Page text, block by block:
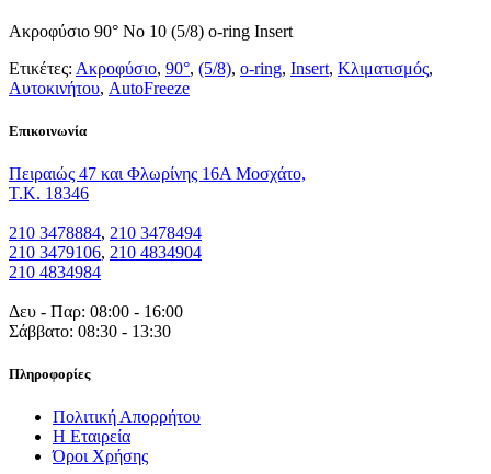
Ακροφύσιο 90° Νο 10 (5/8) o-ring Insert
Ετικέτες: Ακροφύσιο, 90°, (5/8), o-ring, Insert, Κλιματισμός,
Αυτοκινήτου, AutoFreeze
Eπικοινωνία
Πειραιώς 47 και Φλωρίνης 16Α Μοσχάτο,
T.K. 18346
210 3478884, 210 3478494
210 3479106, 210 4834904
210 4834984
Δευ - Παρ: 08:00 - 16:00
Σάββατο: 08:30 - 13:30
Πληροφορίες
Πολιτική Απορρήτου
Η Εταιρεία
Όροι Χρήσης